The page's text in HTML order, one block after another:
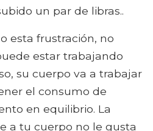
un par de libras..
esta frustración, no
estar trabajando
su cuerpo va a trabajar
el consumo de
en equilibrio. La
a tu cuerpo no le gusta